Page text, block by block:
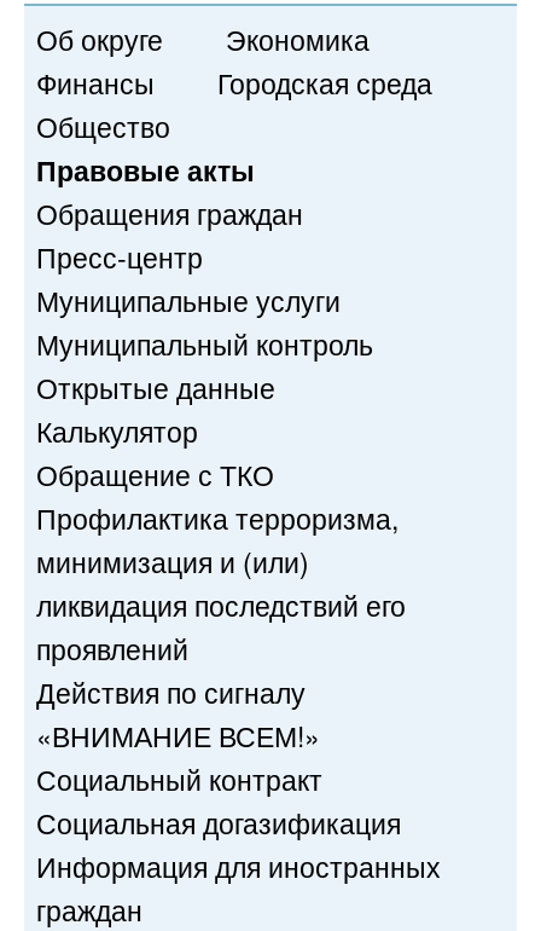
Об округе
Экономика
Финансы
Городская среда
Общество
Правовые акты
Обращения граждан
Пресс-центр
Муниципальные услуги
Муниципальный контроль
Открытые данные
Калькулятор
Обращение с ТКО
Профилактика терроризма,
минимизация и (или)
ликвидация последствий его
проявлений
Действия по сигналу
«ВНИМАНИЕ ВСЕМ!»
Социальный контракт
Социальная догазификация
Информация для иностранных
граждан